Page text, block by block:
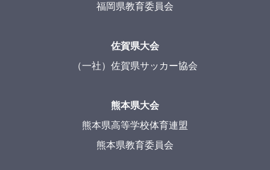
福岡県教育委員会
佐賀県大会
（一社）佐賀県サッカー協会
熊本県大会
熊本県高等学校体育連盟
熊本県教育委員会